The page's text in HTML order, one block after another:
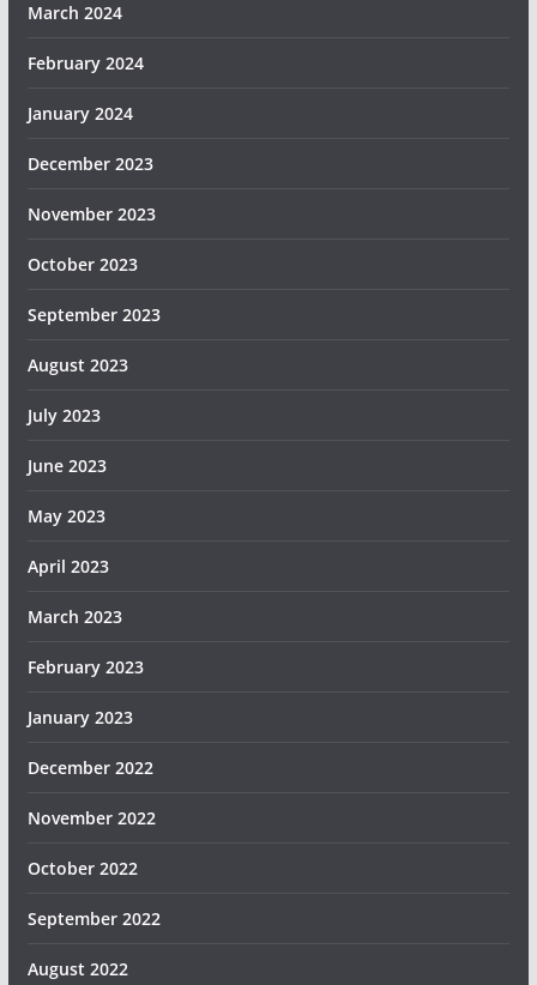
March 2024
February 2024
January 2024
December 2023
November 2023
October 2023
September 2023
August 2023
July 2023
June 2023
May 2023
April 2023
March 2023
February 2023
January 2023
December 2022
November 2022
October 2022
September 2022
August 2022